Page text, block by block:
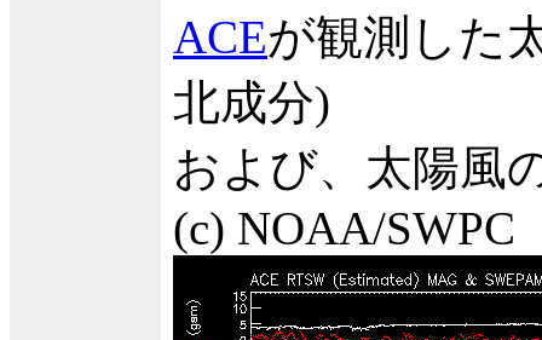
ACEが観測した
北成分)
および、太陽風
(c) NOAA/SWPC